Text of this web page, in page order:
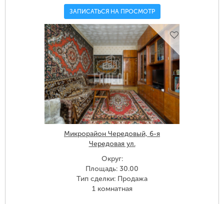
ЗАПИСАТЬСЯ НА ПРОСМОТР
Микрорайон Чередовый, 6-я
Чередовая ул.
Округ:
Площадь: 30.00
Тип сделки: Продажа
1 комнатная